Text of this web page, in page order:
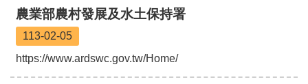
養
午
餐
各
級
農業部農村發展及水土保持署
113-02-05
https://www.ardswc.gov.tw/Home/